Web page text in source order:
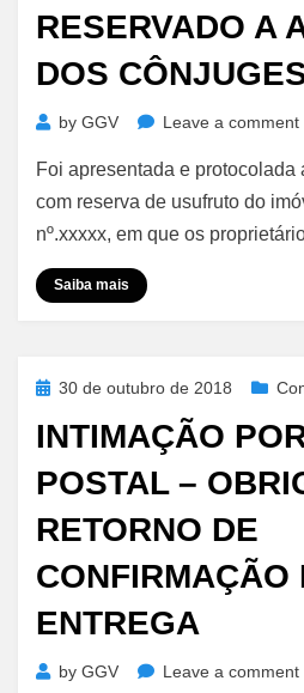
RESERVADO A
DOS
by GGV Leave a comment
–
Foi apresentada e protocolada
com reserva de usufruto do
nº.xxxxx, em que os
Saiba mais
Posted
30 de outubro de 2018
INTIMAÇÃO
POSTAL –
RETORNO DE
CONFIRMAÇÃO
ENTREGA
by GGV Leave a comment